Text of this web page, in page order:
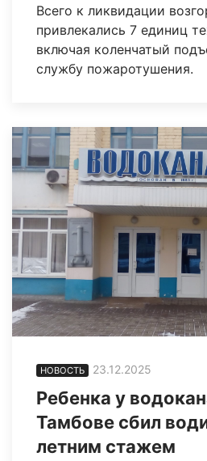
Всего к ликвидации
привлекались 7 единиц
включая коленчатый
службу пожаротушения.
НОВОСТЬ 23.12.2025
Ребенка у
Тамбове сбил
летним стажем